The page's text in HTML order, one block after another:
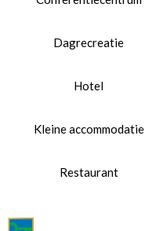
Dagrecreatie
Hotel
Kleine accommodatie
Restaurant